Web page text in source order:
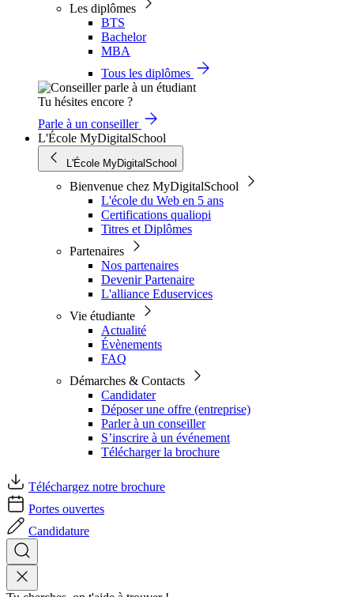
Les diplômes
BTS
Bachelor
MBA
Tous les diplômes
Tu hésites encore ?
Parle à un conseiller
L'École MyDigitalSchool
L'École MyDigitalSchool
Bienvenue chez MyDigitalSchool
L'école du Web en 5 ans
Certifications qualiopi
Titres et Diplômes
Partenaires
Nos partenaires
Devenir Partenaire
L'alliance Eduservices
Vie étudiante
Actualité
Évènements
FAQ
Démarches & Contacts
Candidater
Déposer une offre (entreprise)
Parler à un conseiller
S’inscrire à un événement
Télécharger la brochure
Téléchargez notre brochure
Portes ouvertes
Candidature